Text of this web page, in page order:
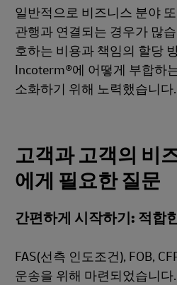
일반적으로 비즈니스 분야
관행과 연결되는 경우가 많
호하는 비용과 책임의 할당
Incoterm®에 어떻게 부합하
소화하기 위해 노력했습니다.
고객과 고객의 비
에게 필요한 질문
간편하게 시작하기: 적합
FAS(선측 인도조건), FOB,
운송을 위해 마련되었습니